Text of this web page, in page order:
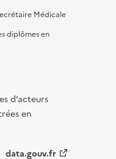
Médicale
diplômes en
d’acteurs
en
data.gouv.fr